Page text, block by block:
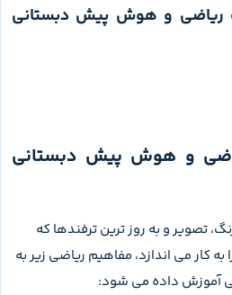
ریاضی و هوش پیش دبستانی
و هوش پیش دبستانی
تصویر و به روز ترین ترفندها که
کار می اندازد، مفاهیم ریاضی زیر به
آموزش داده می شود: